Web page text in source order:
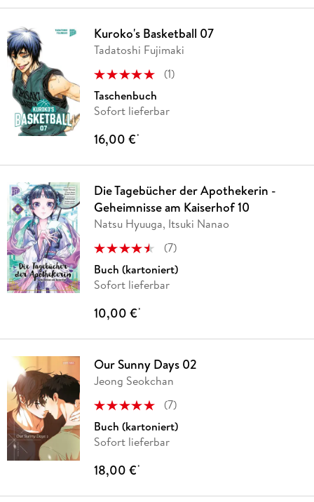
Kuroko's Basketball 07
Tadatoshi Fujimaki
(1)
Taschenbuch
Sofort lieferbar
16,00 €*
Die Tagebücher der Apothekerin -
Geheimnisse am Kaiserhof 10
Natsu Hyuuga, Itsuki Nanao
(7)
Buch (kartoniert)
Sofort lieferbar
10,00 €*
Our Sunny Days 02
Jeong Seokchan
(7)
Buch (kartoniert)
Sofort lieferbar
18,00 €*